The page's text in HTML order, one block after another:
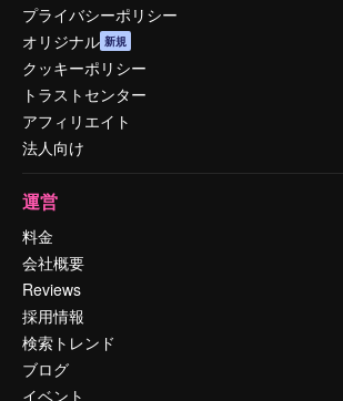
プライバシーポリシー
オリジナル 新規
クッキーポリシー
トラストセンター
アフィリエイト
法人向け
運営
料金
会社概要
Reviews
採用情報
検索トレンド
ブログ
イベント